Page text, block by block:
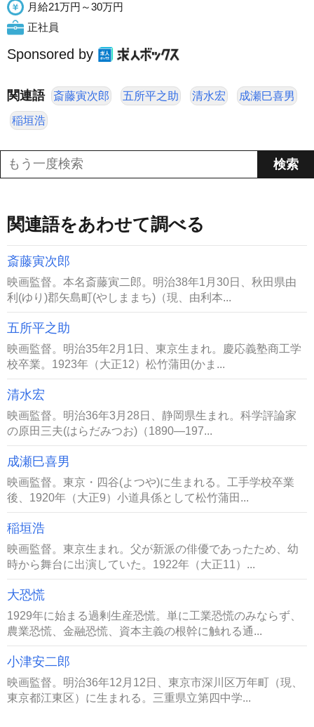
月給21万円～30万円
正社員
Sponsored by
関連語 斎藤寅次郎 五所平之助 清水宏 成瀬巳喜男
稲垣浩
関連語をあわせて調べる
斎藤寅次郎
映画監督。本名斎藤寅二郎。明治38年1月30日、秋田県由
利(ゆり)郡矢島町(やしままち)（現、由利本...
五所平之助
映画監督。明治35年2月1日、東京生まれ。慶応義塾商工学
校卒業。1923年（大正12）松竹蒲田(かま...
清水宏
映画監督。明治36年3月28日、静岡県生まれ。科学評論家
の原田三夫(はらだみつお)（1890―197...
成瀬巳喜男
映画監督。東京・四谷(よつや)に生まれる。工手学校卒業
後、1920年（大正9）小道具係として松竹蒲田...
稲垣浩
映画監督。東京生まれ。父が新派の俳優であったため、幼
時から舞台に出演していた。1922年（大正11）...
大恐慌
1929年に始まる過剰生産恐慌。単に工業恐慌のみならず、
農業恐慌、金融恐慌、資本主義の根幹に触れる通...
小津安二郎
映画監督。明治36年12月12日、東京市深川区万年町（現、
東京都江東区）に生まれる。三重県立第四中学...